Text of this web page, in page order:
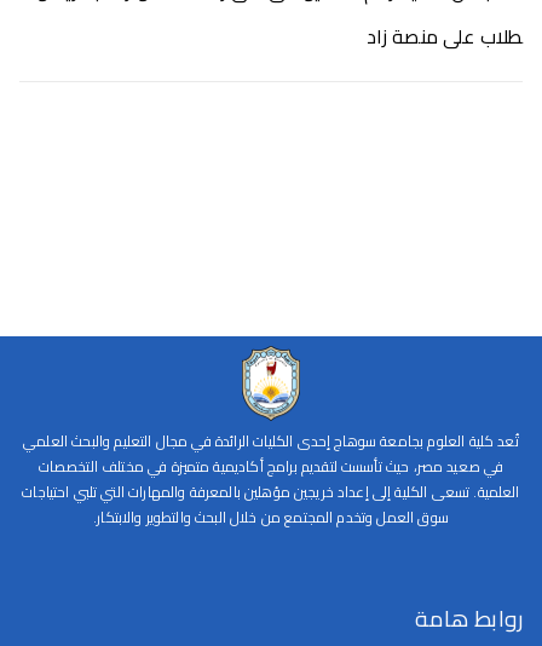
طلاب على منصة زاد
تُعد كلية العلوم بجامعة سوهاج إحدى الكليات الرائدة في مجال التعليم والبحث العلمي
في صعيد مصر، حيث تأسست لتقديم برامج أكاديمية متميزة في مختلف التخصصات
العلمية. تسعى الكلية إلى إعداد خريجين مؤهلين بالمعرفة والمهارات التي تلبي احتياجات
سوق العمل وتخدم المجتمع من خلال البحث والتطوير والابتكار.
روابط هامة